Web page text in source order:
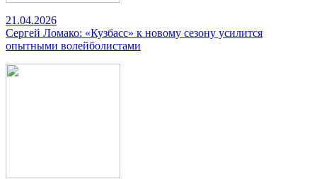
21.04.2026
Сергей Ломако: «Кузбасс» к новому сезону усилится
опытными волейболистами